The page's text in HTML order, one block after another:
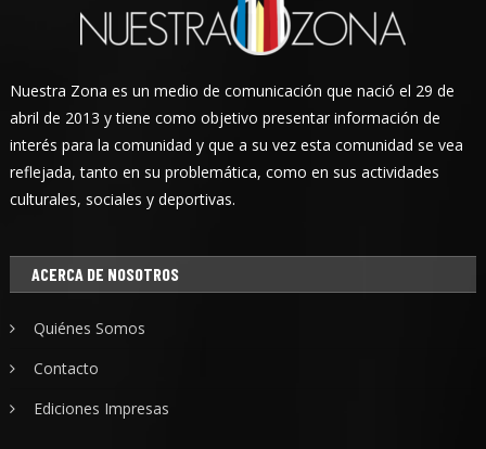
Nuestra Zona es un medio de comunicación que nació el 29 de
abril de 2013 y tiene como objetivo presentar información de
interés para la comunidad y que a su vez esta comunidad se vea
reflejada, tanto en su problemática, como en sus actividades
culturales, sociales y deportivas.
ACERCA DE NOSOTROS
Quiénes Somos
Contacto
Ediciones Impresas